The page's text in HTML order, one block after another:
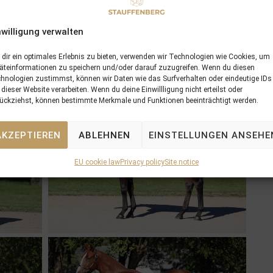
verwalten
dir ein optimales Erlebnis zu bieten, verwenden wir Technologien wie Cookies, um
zu speichern und/oder darauf zuzugreifen. Wenn du diesen
zustimmst, können wir Daten wie das Surfverhalten oder eindeutige IDs
Website verarbeiten. Wenn du deine Einwillligung nicht erteilst oder
können bestimmte Merkmale und Funktionen beeinträchtigt werden.
ABLEHNEN EINSTELLUNGEN
EU cookie lawPrivacy policySite notice